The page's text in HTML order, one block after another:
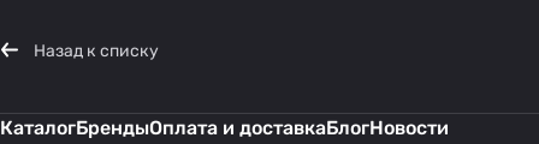
Назад к списку
КаталогБрендыОплата и доставкаБлогНовости